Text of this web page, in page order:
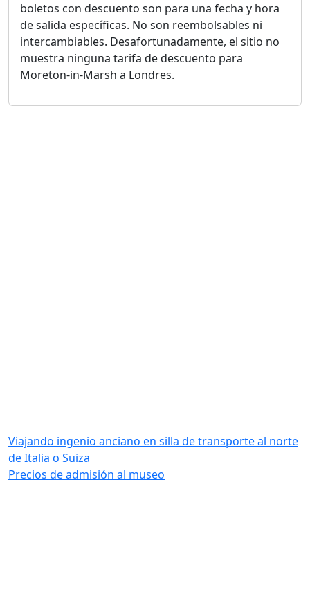
boletos con descuento son para una fecha y hora
de salida específicas. No son reembolsables ni
intercambiables. Desafortunadamente, el sitio no
muestra ninguna tarifa de descuento para
Moreton-in-Marsh a Londres.
Viajando ingenio anciano en silla de transporte al norte
de Italia o Suiza
Precios de admisión al museo